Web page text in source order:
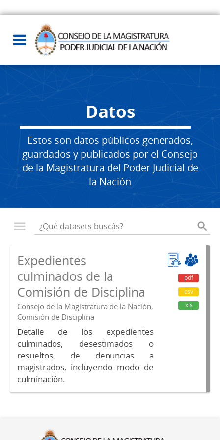
Datos
Estos son datos públicos generados,
guardados y publicados por el Consejo
de la Magistratura del Poder Judicial de
la Nación
Expedientes
culminados de la
Comisión de Disciplina
Consejo de la Magistratura de la Nación,
Comisión de Disciplina
Detalle de los expedientes
culminados, desestimados o
resueltos, de denuncias a
magistrados, incluyendo modo de
culminación.
pdf
csv
xls